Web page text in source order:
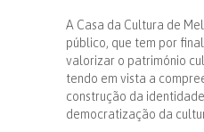
A Casa da Cultura de
público, que tem por
valorizar o património
tendo em vista a
construção da
democratização da